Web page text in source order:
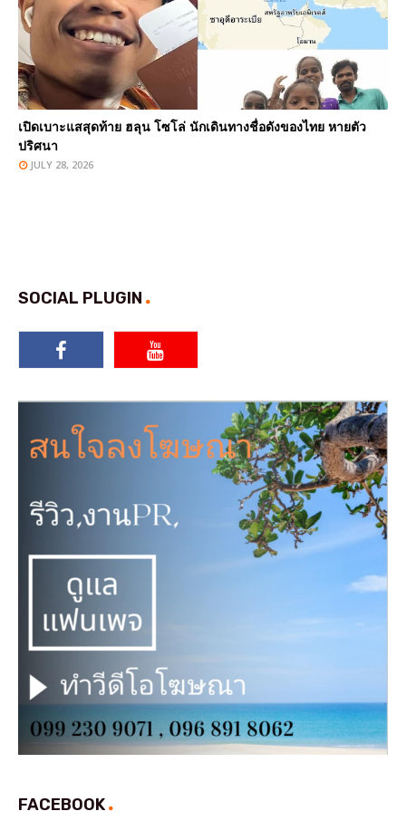
เปิดเบาะแสสุดท้าย ฮลุน โซโล่ นักเดินทางชื่อดังของไทย หายตัว
ปริศนา
JULY 28, 2026
SOCIAL PLUGIN
FACEBOOK